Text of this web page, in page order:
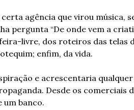
agência que virou música,
pergunta “De onde vem a
livre, dos roteiros das telas
enfim, da vida.
e acrescentaria
Desde os comerciais
um banco.